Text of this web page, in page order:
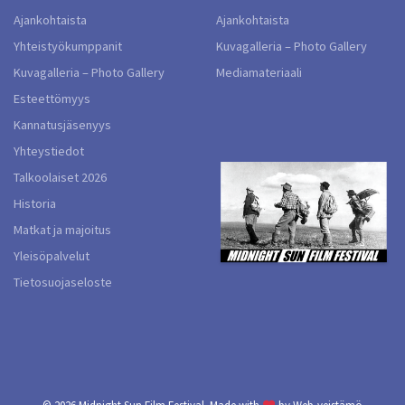
Ajankohtaista
Yhteistyökumppanit
Kuvagalleria – Photo Gallery
Esteettömyys
Kannatusjäsenyys
Yhteystiedot
Talkoolaiset 2026
Historia
Matkat ja majoitus
Yleisöpalvelut
Tietosuojaseloste
Ajankohtaista
Kuvagalleria – Photo Gallery
Mediamateriaali